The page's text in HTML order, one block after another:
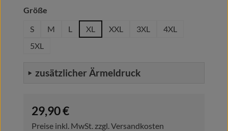
Größe
S
M L XL XXL 3XL
4XL
5XL
zusätzlicher Ärmeldruck
Regulärer Preis:
29,90 €
Preise inkl. MwSt. zzgl. Versandkosten